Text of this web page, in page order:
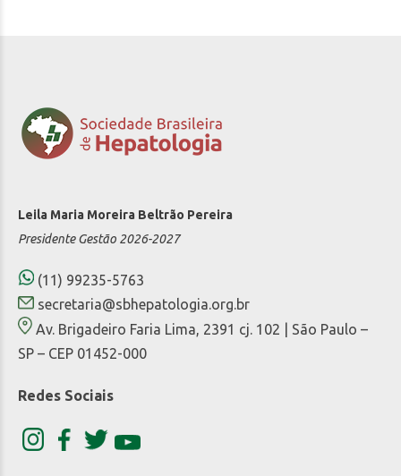
Leila Maria Moreira Beltrão Pereira
Presidente Gestão 2026-2027
(11) 99235-5763
secretaria@sbhepatologia.org.br
Av. Brigadeiro Faria Lima, 2391 cj. 102 | São Paulo –
SP – CEP 01452-000
Redes Sociais